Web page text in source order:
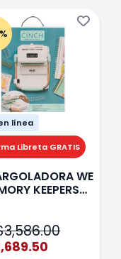
línea
Libreta GRATIS
WE
KEEPERS